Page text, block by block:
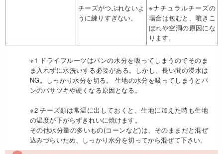
チーズがつぶれないよ
うに練りすぎない。
※ナチュラルチーズの
場合は包むと、噴きこ
ぼれや空洞の原因にな
ります。
※1 ドライフルーツはパンの水分を吸ってしまうのでそのま
ま入れずに水洗いする必要がある。しかし、長い間の浸水は
NG。しっかり水分を切る。 生地の水分を吸ってしまうとパ
ンのパサツキや硬くなる原因となる。
※2 チーズ類は常温に出しておくと、生地に加えた時も生地
の温度が下がらずきれいに焼けます。
その他水分量の多いもの(コーンなど)は、そのままだと混ぜ
込みづらいため、しっかり水分を切ってから混ぜて下さい。